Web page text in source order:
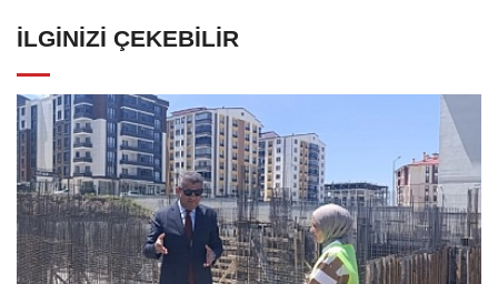
İLGINIZI ÇEKEBILIR